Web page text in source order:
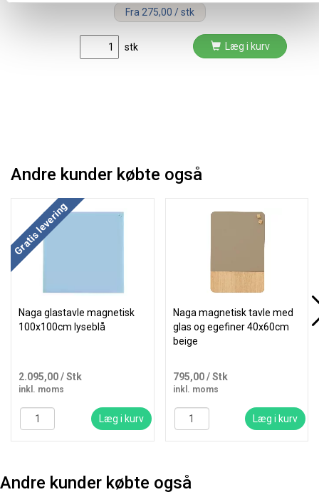
Fra 275,00 / stk
stk Læg i kurv
Andre kunder købte også
Køb mere og spar
Gratis levering
Naga glastavle magnetisk
100x100cm lyseblå
2.095,00/ Stk
inkl. moms
Læg i kurv
Naga magnetisk tavle med
glas og egefiner 40x60cm
beige
795,00/ Stk
inkl. moms
Læg i kurv
Andre kunder købte også